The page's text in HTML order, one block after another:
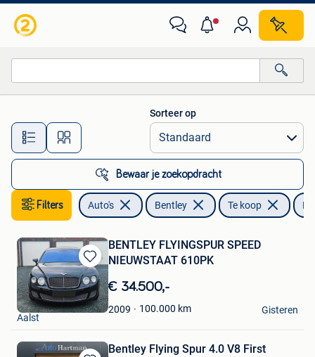
Alle afstanden…
Sorteer op
Bewaar je zoekopdracht
Filters Auto's Bentley Te koop
Bewaren
in
Mijn
Favorieten
BENTLEY FLYINGSPUR SPEED
NIEUWSTAAT 610PK
€ 34.500,-
2009 100.000 km
Flip
Aalst
Gisteren
Bentley Flying Spur 4.0 V8 First